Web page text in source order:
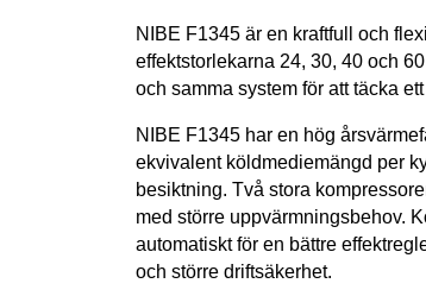
NIBE F1345 är en kraftfull och
effektstorlekarna 24, 30, 40 och
och samma system för att täcka
NIBE F1345 har en hög
ekvivalent köldmediemängd per
besiktning. Två stora
med större uppvärmningsbehov.
automatiskt för en bättre
och större driftsäkerhet.